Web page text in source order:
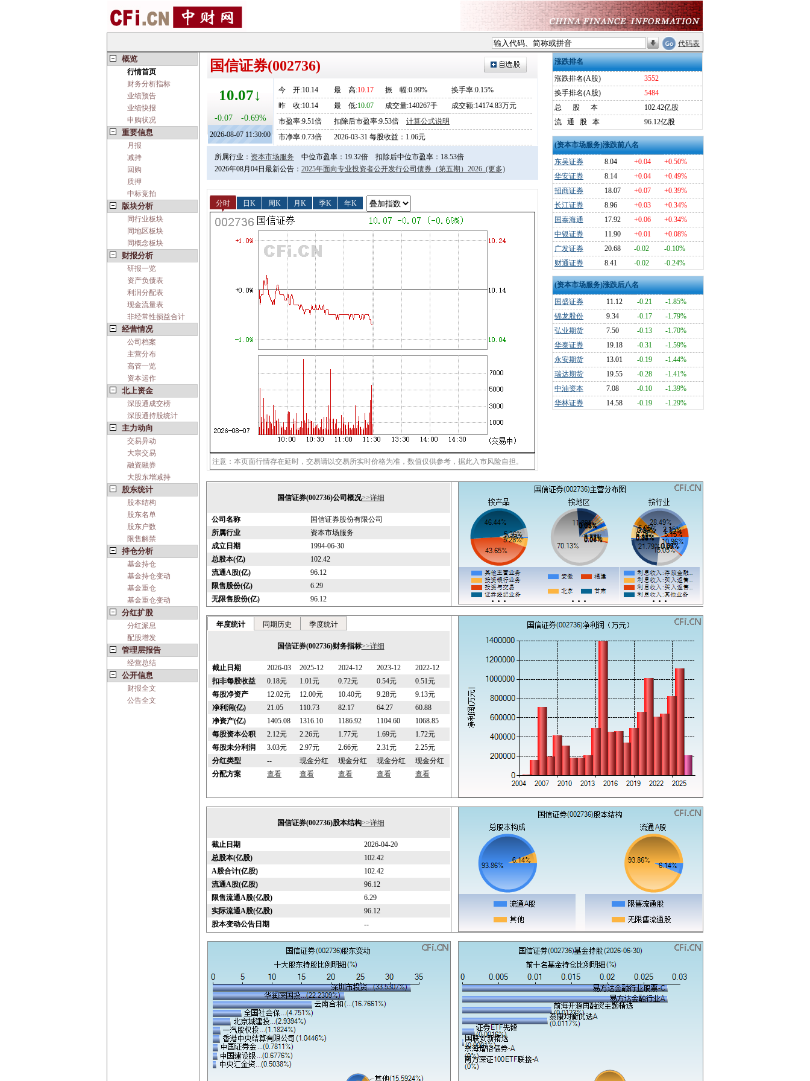
代码表
概览
行情首页
财务分析指标
业绩预告
业绩快报
申购状况
重要信息
月报
减持
回购
质押
中标竞拍
版块分析
同行业板块
同地区板块
同概念板块
财报分析
研报一览
资产负债表
利润分配表
现金流量表
非经常性损益合计
经营情况
公司档案
主营分布
高管一览
资本运作
北上资金
深股通成交榜
深股通持股统计
主力动向
交易异动
大宗交易
融资融券
大股东增减持
股东统计
股本结构
股东名单
股东户数
限售解禁
持仓分析
基金持仓
基金持仓变动
基金重仓
基金重仓变动
分红扩股
分红派息
配股增发
管理层报告
经营总结
公开信息
财报全文
公告全文
国信证券(002736)
10.07↓
-0.07 -0.69%
2026-08-07 11:30:00
今 开:10.14 最 高:10.17 振 幅:0.99%
换手率:0.15%
昨
收:10.14 最 低:10.07 成交量:140267手
成交额:14174.83万元
市盈率:9.51倍
扣除后市盈率:9.53倍
计算公式说明
市净率:0.73倍
2026-03-31 每股收益：1.06元
所属行业： 资本市场服务 中位市盈率：19.32倍
扣除后中位市盈率：18.53倍
2026年08月04日最新公告： 2025年面向专业投资者公开发行公司债券（第五期）2026..(更多)
分时 日K 周K 月K 季K 年K
注意：本页面行情存在延时，交易请以交易所实时价格为准，数值仅供参考，据此入市风险自担。
涨跌排名
涨跌排名(A股)
3552
换手排名(A股)
5484
总
股 本
102.42亿股
流
通 股 本 96.12亿股
(资本市场服务)涨跌前八名
东吴证券
8.04 +0.04
+0.50%
华安证券
8.14 +0.04
+0.49%
招商证券
18.07 +0.07
+0.39%
长江证券
8.96 +0.03
+0.34%
国泰海通
17.92 +0.06
+0.34%
中银证券
11.90 +0.01
+0.08%
广发证券
20.68 -0.02
-0.10%
财通证券
8.41 -0.02 -0.24%
(资本市场服务)涨跌后八名
国盛证券
11.12 -0.21
-1.85%
锦龙股份
9.34 -0.17
-1.79%
弘业期货
7.50 -0.13
-1.70%
华泰证券
19.18 -0.31
-1.59%
永安期货
13.01 -0.19
-1.44%
瑞达期货
19.55 -0.28
-1.41%
中油资本
7.08 -0.10
-1.39%
华林证券
14.58 -0.19 -1.29%
国信证券(002736)公司概况>>详细
公司名称
国信证券股份有限公司
所属行业
资本市场服务
成立日期
1994-06-30
总股本(亿)
102.42
流通A股(亿)
96.12
限售股份(亿)
6.29
无限售股份(亿)
96.12
年度统计 同期历史 季度统计
国信证券(002736)财务指标>>详细
截止日期 2026-03 2025-12 2024-12 2023-12
2022-12
扣非每股收益
0.18元 1.01元 0.72元 0.54元
0.51元
每股净资产
12.02元 12.00元 10.40元 9.28元
9.13元
净利润(亿)
21.05 110.73 82.17 64.27
60.88
净资产(亿)
1405.08 1316.10 1186.92 1104.60
1068.85
每股资本公积
2.12元 2.26元 1.77元 1.69元
1.72元
每股未分利润
3.03元 2.97元 2.66元 2.31元
2.25元
分红类型
-- 现金分红 现金分红 现金分红
现金分红
分配方案
查看 查看 查看 查看 查看
国信证券(002736)股本结构>>详细
截止日期
2026-04-20
总股本(亿股)
102.42
A股合计(亿股)
102.42
流通A股(亿股)
96.12
限售流通A股(亿股)
6.29
实际流通A股(亿股)
96.12
股本变动公告日期
--